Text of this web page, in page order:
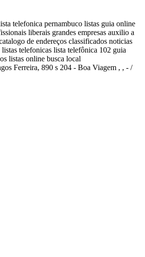
telefonica pernambuco listas guia online
liberais grandes empresas auxilio a
de endereços classificados noticias
listas telefonicas lista telefônica 102 guia
listas online busca local
Ferreira, 890 s 204 - Boa Viagem , , - /